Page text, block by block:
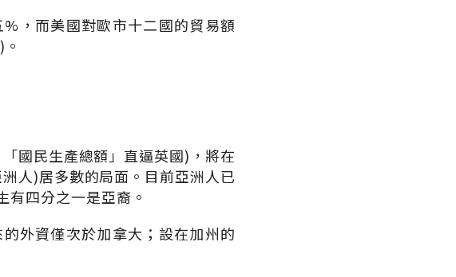
，而美國對歐市十二國的貿易額
國民生產總額」直逼英國)，將在
人)居多數的局面。目前亞洲人已
有四分之一是亞裔。
外資僅次於加拿大；設在加州的